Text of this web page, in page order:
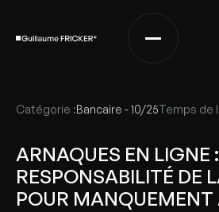
Catégorie :Bancaire - 10/25Temps de
ARNAQUES EN LIGNE
RESPONSABILITÉ DE
POUR MANQUEMENT